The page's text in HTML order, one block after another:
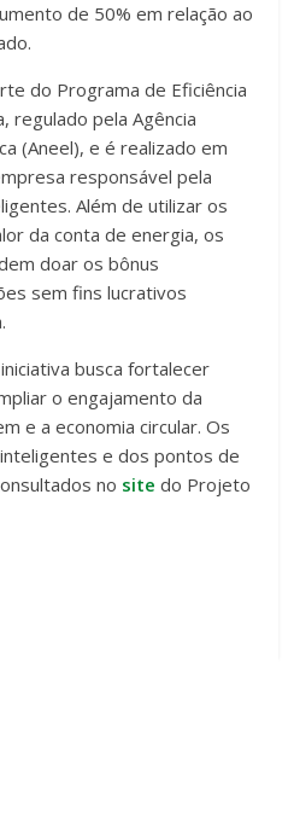
de 50% em relação ao
do Programa de Eficiência
regulado pela Agência
(Aneel), e é realizado em
responsável pela
Além de utilizar os
da conta de energia, os
doar os bônus
sem fins lucrativos
busca fortalecer
o engajamento da
e a economia circular. Os
e dos pontos de
no site do Projeto